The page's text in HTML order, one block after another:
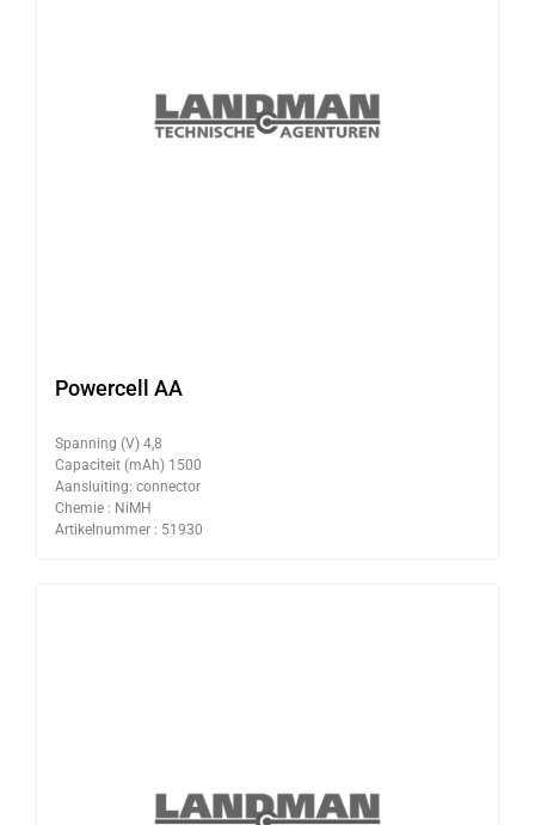
Powercell AA
Spanning (V) 4,8
Capaciteit (mAh) 1500
Aansluiting: connector
Chemie : NiMH
Artikelnummer : 51930